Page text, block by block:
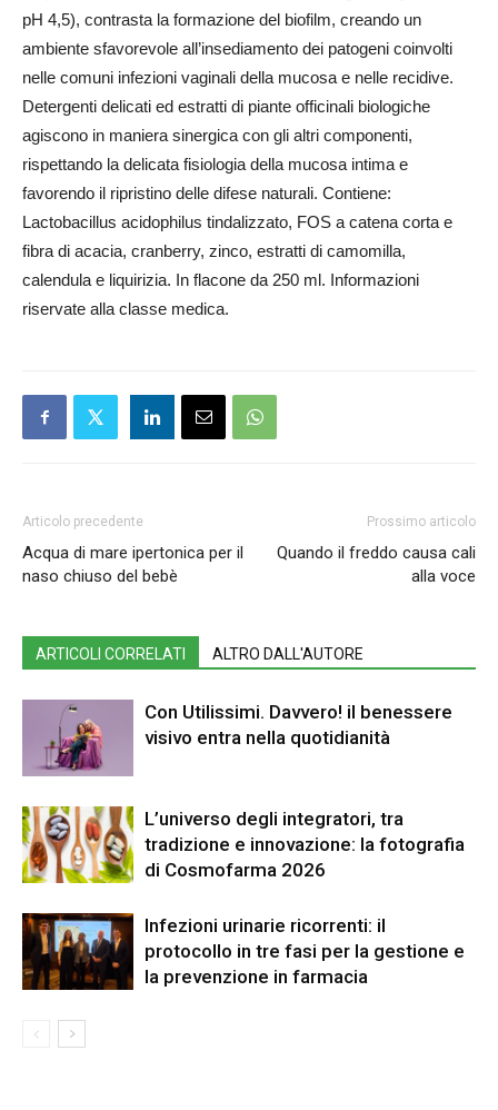
pH 4,5), contrasta la formazione del biofilm, creando un
ambiente sfavorevole all’insediamento dei patogeni coinvolti
nelle comuni infezioni vaginali della mucosa e nelle recidive.
Detergenti delicati ed estratti di piante officinali biologiche
agiscono in maniera sinergica con gli altri componenti,
rispettando la delicata fisiologia della mucosa intima e
favorendo il ripristino delle difese naturali. Contiene:
Lactobacillus acidophilus tindalizzato, FOS a catena corta e
fibra di acacia, cranberry, zinco, estratti di camomilla,
calendula e liquirizia. In flacone da 250 ml. Informazioni
riservate alla classe medica.
Articolo precedente
Acqua di mare ipertonica per il
naso chiuso del bebè
Prossimo articolo
Quando il freddo causa cali
alla voce
ARTICOLI CORRELATI ALTRO DALL'AUTORE
Con Utilissimi. Davvero! il benessere
visivo entra nella quotidianità
L’universo degli integratori, tra
tradizione e innovazione: la fotografia
di Cosmofarma 2026
Infezioni urinarie ricorrenti: il
protocollo in tre fasi per la gestione e
la prevenzione in farmacia